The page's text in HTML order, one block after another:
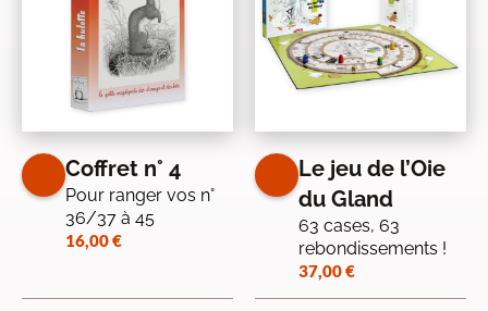
Coffret n° 4
Pour ranger vos n°
36/37 à 45
16,00€
Le jeu de l’Oie
du Gland
63 cases, 63
rebondissements !
37,00€